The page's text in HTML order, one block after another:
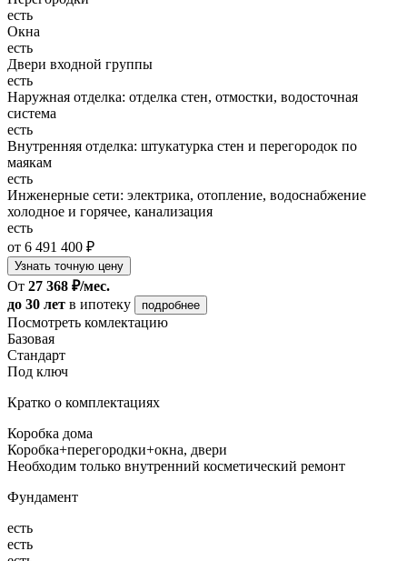
есть
Окна
есть
Двери входной группы
есть
Наружная отделка: отделка стен, отмостки, водосточная
система
есть
Внутренняя отделка: штукатурка стен и перегородок по
маякам
есть
Инженерные сети: электрика, отопление, водоснабжение
холодное и горячее, канализация
есть
от 6 491 400 ₽
Узнать точную цену
От 27 368 ₽/мес.
до 30 лет в ипотеку подробнее
Посмотреть комлектацию
Базовая
Стандарт
Под ключ
Кратко о комплектациях
Коробка дома
Коробка+перегородки+окна, двери
Необходим только внутренний косметический ремонт
Фундамент
есть
есть